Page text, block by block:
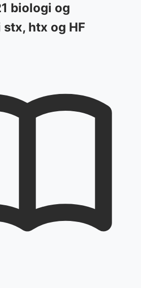
biologi og
htx og HF